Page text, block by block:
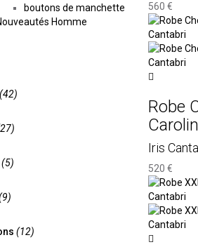
boutons de manchette
Homme
(42)
(5)
(12)
560 €
Robe
Iris
520 €